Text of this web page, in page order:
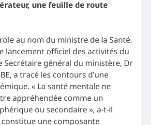
une feuille de route
au nom du ministre de la Santé,
lancement officiel des activités du
Secrétaire général du ministère, Dr
a tracé les contours d’une
« La santé mentale ne
appréhendée comme un
ou secondaire », a-t-il
constitue une composante